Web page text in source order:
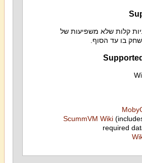
קלות שלא משפיעות של
בו עד הסוף.
ScummVM Wiki
required